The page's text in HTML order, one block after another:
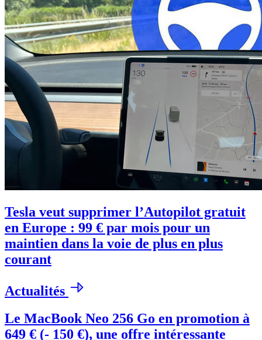
Tesla veut supprimer l’Autopilot gratuit
en Europe : 99 € par mois pour un
maintien dans la voie de plus en plus
courant
Actualités
Le MacBook Neo 256 Go en promotion à
649 € (- 150 €), une offre intéressante